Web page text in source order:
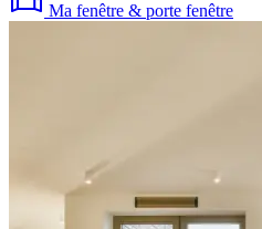
Ma fenêtre & porte fenêtre